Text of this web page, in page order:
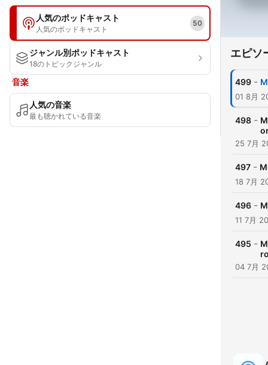
人気のポッドキャスト
人気のポッドキャスト
50
ジャンル別ポッドキャスト
18のトピックジャンル
音楽
人気の音楽
最も聴かれている音楽
エピソ
499 -
01 8月
498 -
25 7月
497 -
18 7月
496 -
11 7月
495 -
04 7月